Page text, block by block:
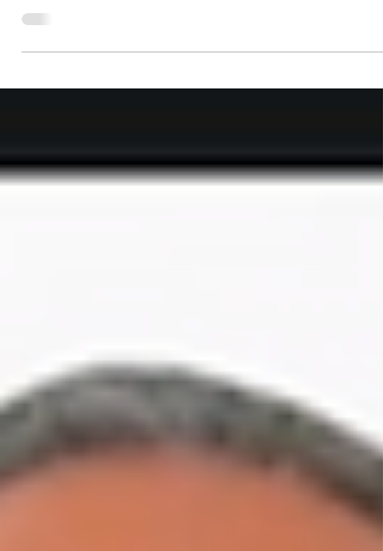
entender los alcances de la
llamada "Ley Silla"